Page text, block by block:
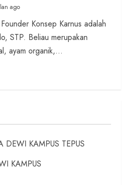
ago
Konsep Karnus adalah
STP. Beliau merupakan
ayam organik,...
KAMPUS